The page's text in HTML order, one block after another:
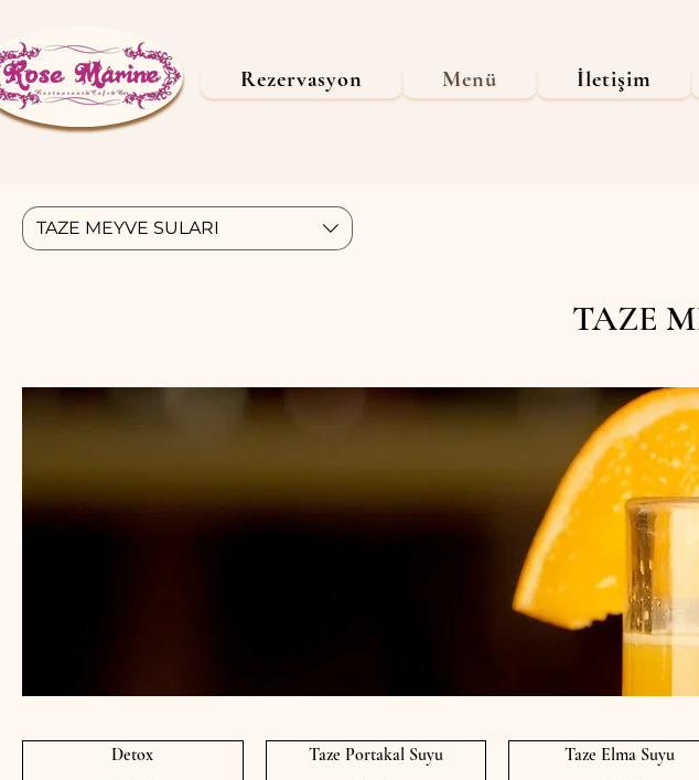
Rezervasyon Menü İletişim
TAZE MEYVE SULARI
TAZE
Detox Taze Portakal Suyu Taze Elma Suyu